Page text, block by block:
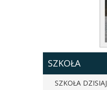
SZKOŁA
SZKOŁA DZISIAJ